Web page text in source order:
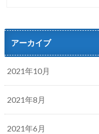
アーカイブ
2021年10月
2021年8月
2021年6月